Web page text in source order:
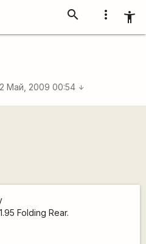
more_vert accessibility_new
search
2 Май, 2009 00:54 arrow_downward
Folding Rear.